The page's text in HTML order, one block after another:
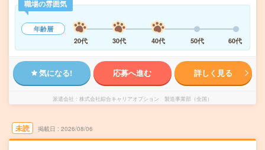
職場の雰囲気
年齢層
20代
30代 40代 50代 60代
気になる! 応募へ進む 詳しく見る
派遣会社 株式会社綜合キャリアオプション 製造事業部（全国）
未読 掲載日 2026/08/06